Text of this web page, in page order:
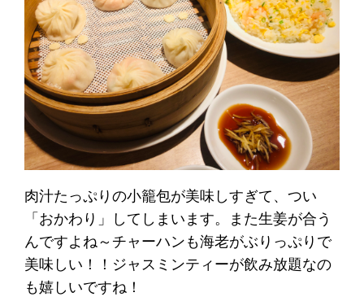
肉汁たっぷりの小籠包が美味しすぎて、つい
「おかわり」してしまいます。また生姜が合う
んですよね～チャーハンも海老がぶりっぷりで
美味しい！！ジャスミンティーが飲み放題なの
も嬉しいですね！